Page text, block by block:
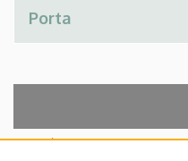
A keresés a következőkre működik: